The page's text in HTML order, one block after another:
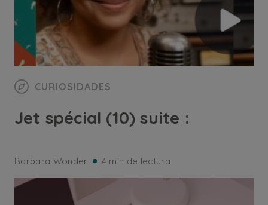
CURIOSIDADES
Jet spécial (10) suite :
Barbara Wonder 4 min de lectura